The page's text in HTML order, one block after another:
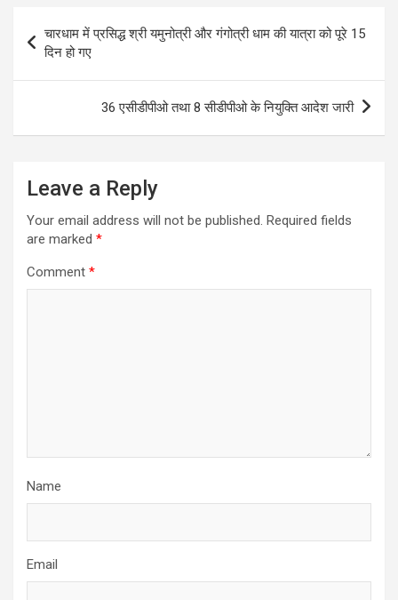
navigation
चारधाम में प्रसिद्ध श्री यमुनोत्री और गंगोत्री धाम की यात्रा को पूरे 15
दिन हो गए
36 एसीडीपीओ तथा 8 सीडीपीओ के नियुक्ति आदेश जारी
Leave a Reply
Your email address will not be published. Required fields
are marked *
Comment *
Name
Email